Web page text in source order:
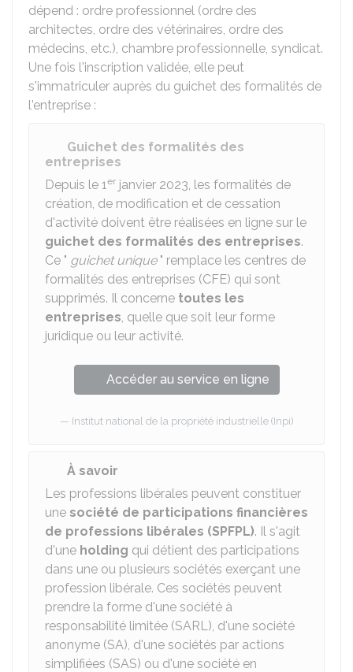
dépend : ordre professionnel (ordre des
architectes, ordre des vétérinaires, ordre des
médecins, etc.), chambre professionnelle, syndicat.
Une fois l'inscription validée, elle peut
s'immatriculer auprès du guichet des formalités de
l'entreprise :
Guichet des formalités des
entreprises
Depuis le 1er janvier 2023, les formalités de
création, de modification et de cessation
d'activité doivent être réalisées en ligne sur le
guichet des formalités des entreprises.
Ce " guichet unique" remplace les centres de
formalités des entreprises (CFE) qui sont
supprimés. Il concerne toutes les
entreprises, quelle que soit leur forme
juridique ou leur activité.
Accéder au service en ligne
Institut national de la propriété industrielle (Inpi)
À savoir
Les professions libérales peuvent constituer
une société de participations financières
de professions libérales (SPFPL). Il s'agit
d'une holding qui détient des participations
dans une ou plusieurs sociétés exerçant une
profession libérale. Ces sociétés peuvent
prendre la forme d'une société à
responsabilité limitée (SARL), d'une société
anonyme (SA), d'une sociétés par actions
simplifiées (SAS) ou d'une société en